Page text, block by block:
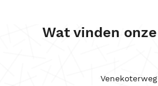
Wat vinden
Venekoterweg